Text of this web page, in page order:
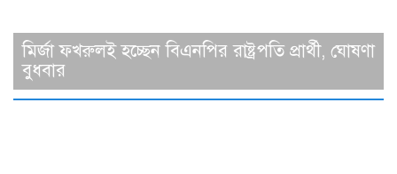
মির্জা ফখরুলই হচ্ছেন বিএনপির রাষ্ট্রপতি প্রার্থী, ঘোষণা
বুধবার